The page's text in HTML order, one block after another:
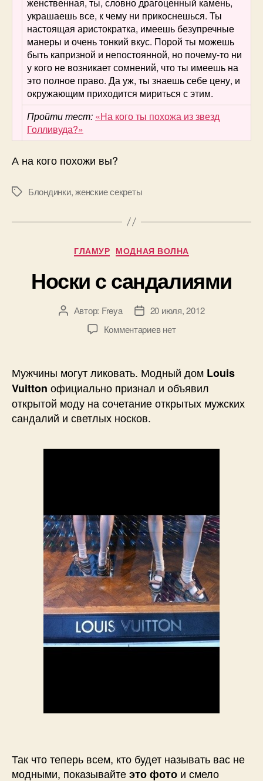
украшаешь все, к чему ни прикоснешься. Ты
настоящая аристократка, имеешь безупречные
манеры и очень тонкий вкус. Порой ты можешь
быть капризной и непостоянной, но почему-то ни
у кого не возникает сомнений, что ты имеешь на
это полное право. Да уж, ты знаешь себе цену, и
окружающим приходится мириться с этим.
Пройти тест: «На кого ты похожа из звезд
Голливуда?»
А на кого похожи вы?
МеткиБлондинки,женские секреты
Рубрики
ГЛАМУР МОДНАЯ ВОЛНА
Носки с сандалиями
Автор
записи
Автор: Freya
Дата20 июля, 2012
Комментариевк
сандалиями
нет
Мужчины могут ликовать. Модный дом Louis
Vuitton официально признал и объявил
открытой моду на сочетание открытых мужских
сандалий и светлых носков.
Так что теперь всем, кто будет называть вас не
модными, показывайтеэто фото и смело